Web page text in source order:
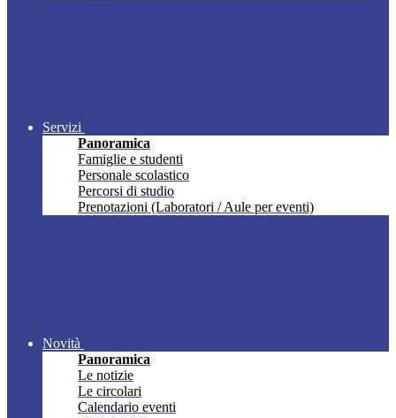
Servizi
Panoramica
Famiglie e studenti
Personale scolastico
Percorsi di studio
Prenotazioni (Laboratori / Aule per eventi)
Novità
Panoramica
Le notizie
Le circolari
Calendario eventi